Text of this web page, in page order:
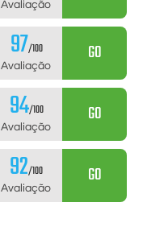
Avaliação
97/100
Avaliação
GO
94/100
Avaliação
GO
92/100
Avaliação
GO